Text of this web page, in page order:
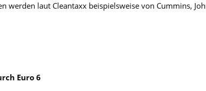
werden laut Cleantaxx beispielsweise von Cummins,
Euro 6